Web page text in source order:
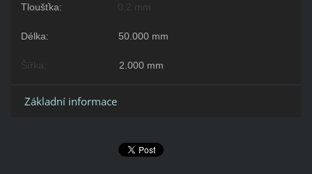
Tloušťka: 0,2 mm
Délka: 50.000 mm
Šířka: 2.000 mm
Základní informace